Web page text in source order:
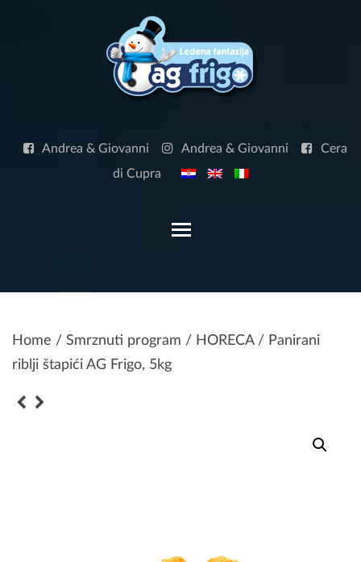
Andrea & Giovanni Andrea & Giovanni Cera
di Cupra
Home / Smrznuti program / HORECA/ Panirani
riblji štapići AG Frigo, 5kg